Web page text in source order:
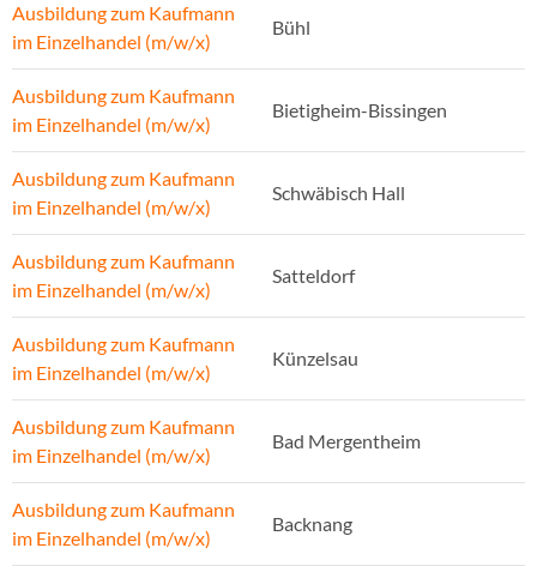
Ausbildung zum Kaufmann
im Einzelhandel (m/w/x)
Bühl
Ausbildung zum Kaufmann
im Einzelhandel (m/w/x)
Bietigheim-Bissingen
Ausbildung zum Kaufmann
im Einzelhandel (m/w/x)
Schwäbisch Hall
Ausbildung zum Kaufmann
im Einzelhandel (m/w/x)
Satteldorf
Ausbildung zum Kaufmann
im Einzelhandel (m/w/x)
Künzelsau
Ausbildung zum Kaufmann
im Einzelhandel (m/w/x)
Bad Mergentheim
Ausbildung zum Kaufmann
im Einzelhandel (m/w/x)
Backnang